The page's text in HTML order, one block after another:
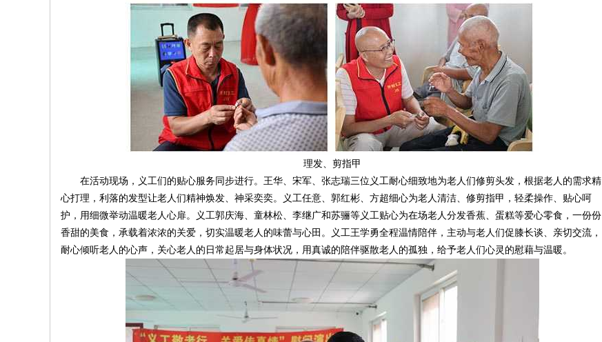
理发、剪指甲
在活动现场，义工们的贴心服务同步进行。王华、宋军、张志瑞三位义工耐心细致地为老人们修剪头发，根据老人的需求精
心打理，利落的发型让老人们精神焕发、神采奕奕。义工任意、郭红彬、方超细心为老人清洁、修剪指甲，轻柔操作、贴心呵
护，用细微举动温暖老人心扉。义工郭庆海、童林松、李继广和苏骊等义工贴心为在场老人分发香蕉、蛋糕等爱心零食，一份份
香甜的美食，承载着浓浓的关爱，切实温暖老人的味蕾与心田。义工王学勇全程温情陪伴，主动与老人们促膝长谈、亲切交流，
耐心倾听老人的心声，关心老人的日常起居与身体状况，用真诚的陪伴驱散老人的孤独，给予老人们心灵的慰藉与温暖。